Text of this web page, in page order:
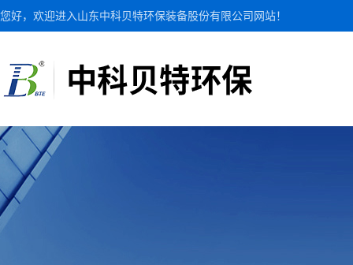
您好，欢迎进入山东中科贝特环保装备股份有限公司网站！